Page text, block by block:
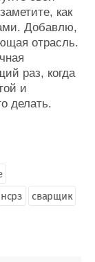
как
Добавлю,
отрасль.
раз, когда
и
делать.
нсрз сварщик